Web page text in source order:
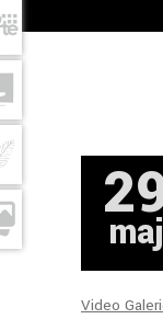
maj
Video